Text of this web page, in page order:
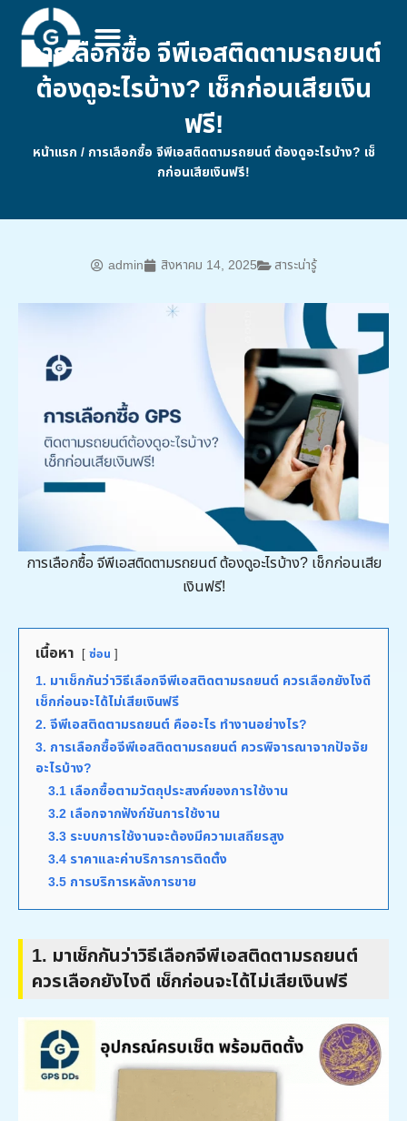
การเลือกซื้อ จีพีเอสติดตามรถยนต์
ต้องดูอะไรบ้าง? เช็กก่อนเสียเงิน
ฟรี!
หน้าแรก / การเลือกซื้อ จีพีเอสติดตามรถยนต์ ต้องดูอะไรบ้าง? เช็
กก่อนเสียเงินฟรี!
admin สิงหาคม 14, 2025 สาระน่ารู้
การเลือกซื้อ จีพีเอสติดตามรถยนต์ ต้องดูอะไรบ้าง? เช็กก่อนเสีย
เงินฟรี!
เนื้อหา ซ่อน
1. มาเช็กกันว่าวิธีเลือกจีพีเอสติดตามรถยนต์ ควรเลือกยังไงดี
เช็กก่อนจะได้ไม่เสียเงินฟรี
2. จีพีเอสติดตามรถยนต์ คืออะไร ทำงานอย่างไร?
3. การเลือกซื้อจีพีเอสติดตามรถยนต์ ควรพิจารณาจากปัจจัย
อะไรบ้าง?
3.1 เลือกซื้อตามวัตถุประสงค์ของการใช้งาน
3.2 เลือกจากฟังก์ชันการใช้งาน
3.3 ระบบการใช้งานจะต้องมีความเสถียรสูง
3.4 ราคาและค่าบริการการติดตั้ง
3.5 การบริการหลังการขาย
1. มาเช็กกันว่าวิธีเลือกจีพีเอสติดตามรถยนต์
ควรเลือกยังไงดี เช็กก่อนจะได้ไม่เสียเงินฟรี